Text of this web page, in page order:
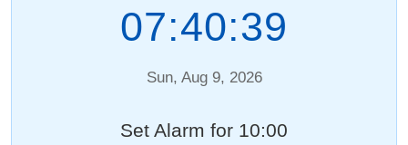
07:40:40
Sun, Aug 9, 2026
Set Alarm for 10:00